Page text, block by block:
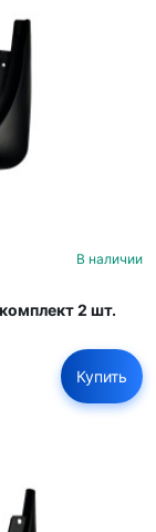
В наличии
2 шт.
Купить